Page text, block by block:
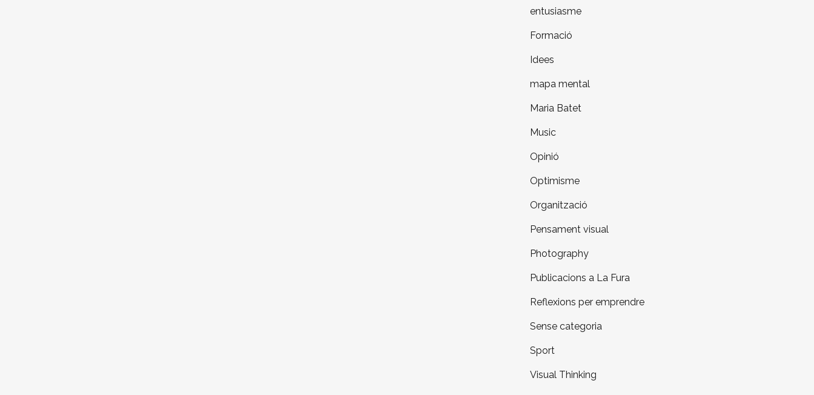
entusiasme
Formació
Idees
mapa mental
Maria Batet
Music
Opinió
Optimisme
Organització
Pensament visual
Photography
Publicacions a La Fura
Reflexions per emprendre
Sense categoria
Sport
Visual Thinking